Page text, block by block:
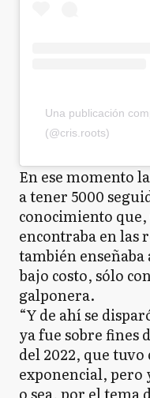
Una publicación
(@cris.roots)
En ese momento
a tener 5000
conocimiento
encontraba en las
también
bajo costo, sólo
galponera.
“Y de ahí se
ya fue sobre fines
del 2022, que
exponencial, pero